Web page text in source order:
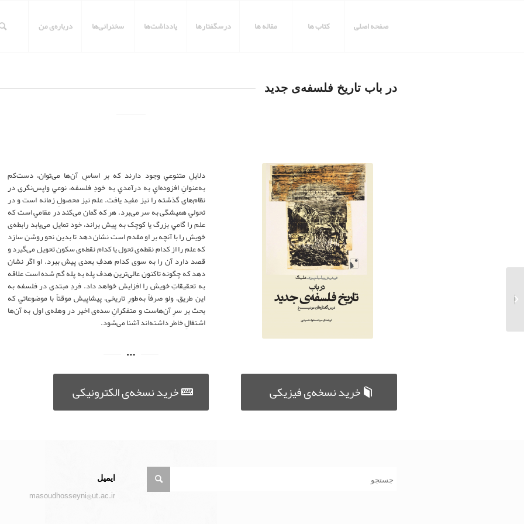
صفحه اصلی کتاب ها مقاله ها درسگفتارها یادداشت‌ها سخنرانی‌ها درباره‌ی من
در باب تاریخ فلسفه‌ی جدید
دلایلِ متنوعي وجود دارند که بر اساسِ آن‌ها می‌توان، دست‌کم
به‌عنوانِ افزوده‌اي به درآمدي به خودِ فلسفه، نوعي واپس‌نگری در
نظام‌های گذشته را نیز مفید یافت. علم نیز محصولِ زمانه است و در
تحولي همیشگی به سر می‌برد. هر که گمان می‌کند در مقامي است که
علم را گامي بزرگ یا کوچک به پیش براند، خود تمایل می‌یابد رابطه‌ی
خویش را با آنچه بر او مقدم است نشان دهد تا بدین نحو روشن سازد
که علم را از کدام نقطه‌ی تحول یا کدام نقطه‌ی سکون تحویل می‌گیرد و
قصد دارد آن را به سوی کدام هدفِ بعدی پیش ببرد. او اگر نشان
دهد که چگونه تاکنون عالی‌ترین هدف پله به پله گم شده است علاقه
به تحقیقاتِ خویش را افزایش خواهد داد. فردِ مبتدی در فلسفه به
این طریق، ولو صرفاً به‌طورِ تاریخی، پیشاپیش موقتاً با موضوعاتي که
بحث بر سرِ آن‌هاست و متفکرانِ سده‌ی اخیر در وهله‌ی اول به آن‌ها
اشتغالِ خاطر داشته‌اند آشنا می‌شود.
خرید نسخه‌ی فیزیکی خرید نسخه‌ی الکترونیکی
ایمیل
masoudhosseyni@ut.ac.ir